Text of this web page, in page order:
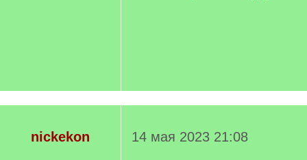
nickekon 14 мая 2023 21:08